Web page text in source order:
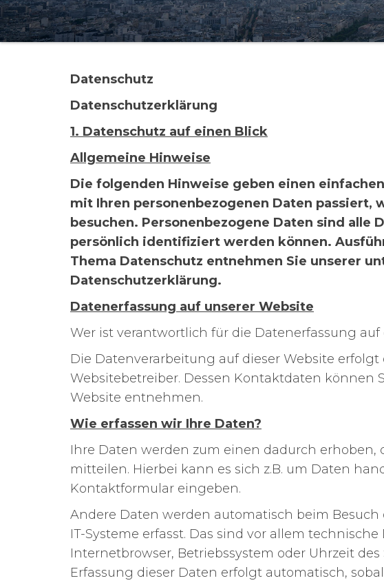
Brandungsangeln.
Datenschutz
Datenschutzerklärung
1. Datenschutz auf einen Blick
Allgemeine Hinweise
Die folgenden Hinweise geben einen
mit Ihren personenbezogenen Daten passiert,
besuchen. Personenbezogene Daten sind alle
persönlich identifiziert werden können.
Thema Datenschutz entnehmen Sie unserer
Datenschutzerklärung.
Datenerfassung auf unserer Website
Wer ist verantwortlich für die Datenerfassung auf
Die Datenverarbeitung auf dieser Website erfolgt
Websitebetreiber. Dessen Kontaktdaten können
Website entnehmen.
Wie erfassen wir Ihre Daten?
Ihre Daten werden zum einen dadurch erhoben,
mitteilen. Hierbei kann es sich z.B. um Daten
Kontaktformular eingeben.
Andere Daten werden automatisch beim Besuch
IT-Systeme erfasst. Das sind vor allem technische
Internetbrowser, Betriebssystem oder Uhrzeit des
Erfassung dieser Daten erfolgt automatisch,